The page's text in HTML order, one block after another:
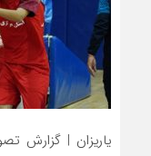
یاریزان | گزارش